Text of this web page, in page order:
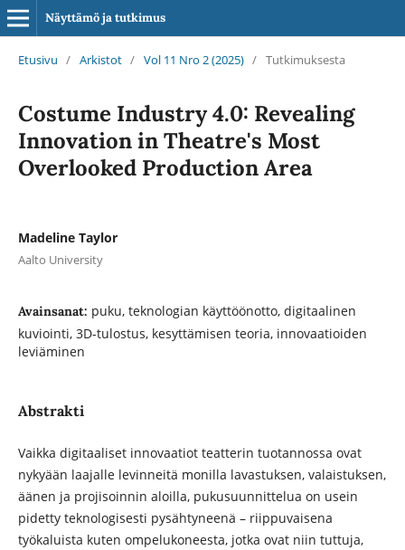
Näyttämö ja tutkimus
Etusivu / Arkistot / Vol 11 Nro 2 (2025) / Tutkimuksesta
Costume Industry 4.0: Revealing
Innovation in Theatre's Most
Overlooked Production Area
Madeline Taylor
Aalto University
Avainsanat: puku, teknologian käyttöönotto, digitaalinen
kuviointi, 3D-tulostus, kesyttämisen teoria, innovaatioiden
leviäminen
Abstrakti
Vaikka digitaaliset innovaatiot teatterin tuotannossa ovat
nykyään laajalle levinneitä monilla lavastuksen, valaistuksen,
äänen ja projisoinnin aloilla, pukusuunnittelua on usein
pidetty teknologisesti pysähtyneenä – riippuvaisena
työkaluista kuten ompelukoneesta, jotka ovat niin tuttuja,